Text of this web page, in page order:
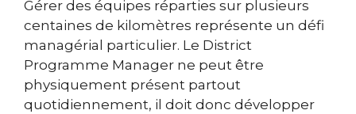
Gérer des équipes réparties sur plusieurs
centaines de kilomètres représente un défi
managérial particulier. Le District
Programme Manager ne peut être
physiquement présent partout
quotidiennement, il doit donc développer